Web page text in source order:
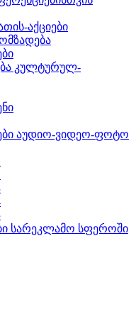
აქციები
კულტურულ-
აუდიო-ვიდეო-ფოტო
სარეკლამო სფეროში